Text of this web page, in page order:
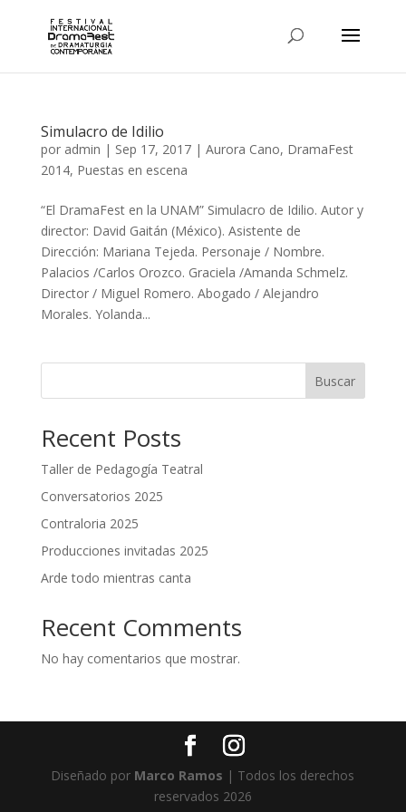
Simulacro de Idilio
por admin | Sep 17, 2017| Aurora Cano, DramaFest
2014, Puestas en escena
“El DramaFest en la UNAM” Simulacro de Idilio. Autor y
director: David Gaitán (México). Asistente de
Dirección: Mariana Tejeda. Personaje / Nombre.
Palacios /Carlos Orozco. Graciela /Amanda Schmelz.
Director / Miguel Romero. Abogado / Alejandro
Morales. Yolanda...
Buscar
Recent Posts
Taller de Pedagogía Teatral
Conversatorios 2025
Contraloria 2025
Producciones invitadas 2025
Arde todo mientras canta
Recent Comments
No hay comentarios que mostrar.
Diseñado por Marco Ramos | Todos los derechos
reservados 2026